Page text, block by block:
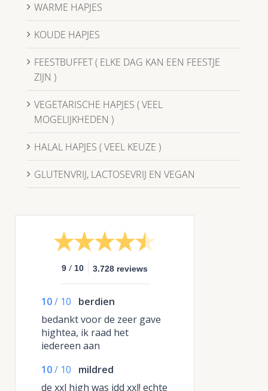
WARME HAPJES
KOUDE HAPJES
FEESTBUFFET ( ELKE DAG KAN EEN FEESTJE
ZIJN )
VEGETARISCHE HAPJES ( VEEL
MOGELIJKHEDEN )
HALAL HAPJES ( VEEL KEUZE )
GLUTENVRIJ, LACTOSEVRIJ EN VEGAN
9 / 10 3.728 reviews
10/ 10
berdien
bedankt voor de zeer gave
hightea, ik raad het
iedereen aan
10/ 10
mildred
de xxl high was idd xxl! echte